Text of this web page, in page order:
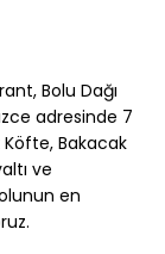
Bolu Dağı
adresinde 7
Bakacak
ve
en